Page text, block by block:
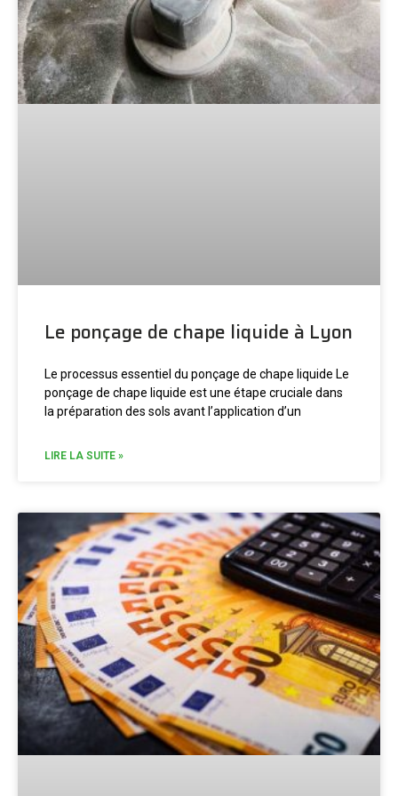
Le ponçage de chape liquide à Lyon
Le processus essentiel du ponçage de chape liquide Le
ponçage de chape liquide est une étape cruciale dans
la préparation des sols avant l’application d’un
LIRE LA SUITE »